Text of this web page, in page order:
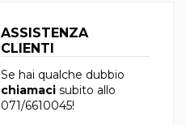
ASSISTENZA
CLIENTI
Se hai qualche dubbio
chiamacisubito allo
071/6610045!